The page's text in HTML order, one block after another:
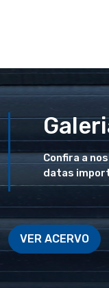
Confira a
datas
VER ACERVO